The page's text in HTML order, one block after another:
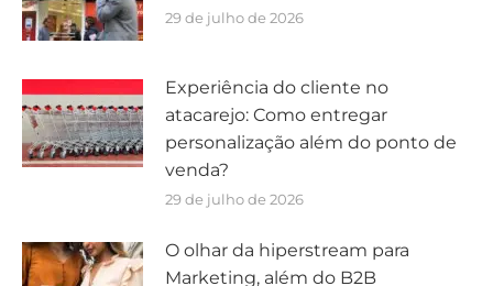
29 de julho de 2026
Experiência do cliente no
atacarejo: Como entregar
personalização além do ponto de
venda?
29 de julho de 2026
O olhar da hiperstream para
Marketing, além do B2B